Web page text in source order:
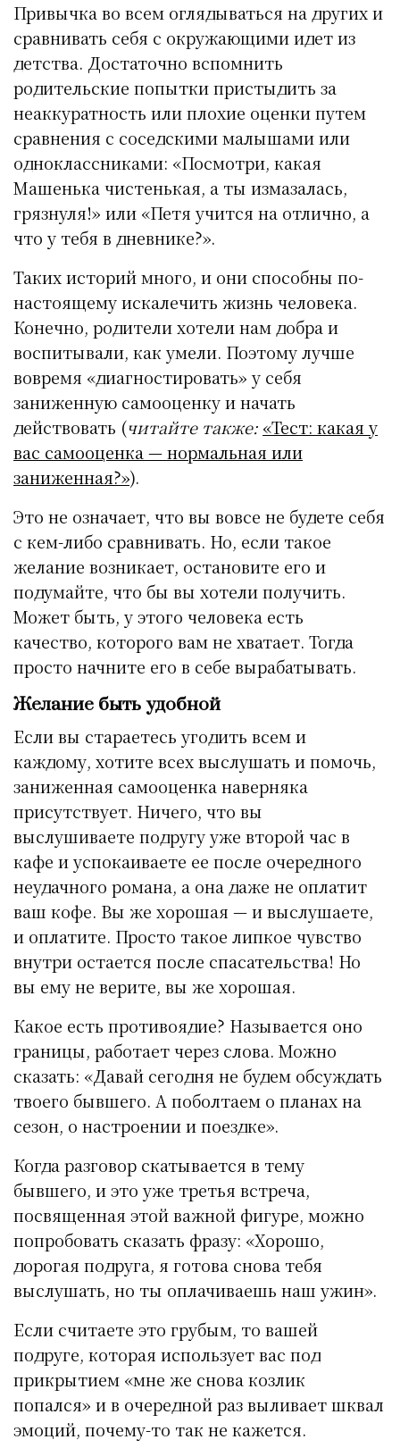
Привычка во всем оглядываться на других и
сравнивать себя с окружающими идет из
детства. Достаточно вспомнить
родительские попытки пристыдить за
неаккуратность или плохие оценки путем
сравнения с соседскими малышами или
одноклассниками: «Посмотри, какая
Машенька чистенькая, а ты измазалась,
грязнуля!» или «Петя учится на отлично, а
что у тебя в дневнике?».
Таких историй много, и они способны по-
настоящему искалечить жизнь человека.
Конечно, родители хотели нам добра и
воспитывали, как умели. Поэтому лучше
вовремя «диагностировать» у себя
заниженную самооценку и начать
действовать (читайте также: «Тест: какая у
вас самооценка — нормальная или
заниженная?»).
Это не означает, что вы вовсе не будете себя
с кем-либо сравнивать. Но, если такое
желание возникает, остановите его и
подумайте, что бы вы хотели получить.
Может быть, у этого человека есть
качество, которого вам не хватает. Тогда
просто начните его в себе вырабатывать.
Желание быть удобной
Если вы стараетесь угодить всем и
каждому, хотите всех выслушать и помочь,
заниженная самооценка наверняка
присутствует. Ничего, что вы
выслушиваете подругу уже второй час в
кафе и успокаиваете ее после очередного
неудачного романа, а она даже не оплатит
ваш кофе. Вы же хорошая — и выслушаете,
и оплатите. Просто такое липкое чувство
внутри остается после спасательства! Но
вы ему не верите, вы же хорошая.
Какое есть противоядие? Называется оно
границы, работает через слова. Можно
сказать: «Давай сегодня не будем обсуждать
твоего бывшего. А поболтаем о планах на
сезон, о настроении и поездке».
Когда разговор скатывается в тему
бывшего, и это уже третья встреча,
посвященная этой важной фигуре, можно
попробовать сказать фразу: «Хорошо,
дорогая подруга, я готова снова тебя
выслушать, но ты оплачиваешь наш ужин».
Если считаете это грубым, то вашей
подруге, которая использует вас под
прикрытием «мне же снова козлик
попался» и в очередной раз выливает шквал
эмоций, почему-то так не кажется.